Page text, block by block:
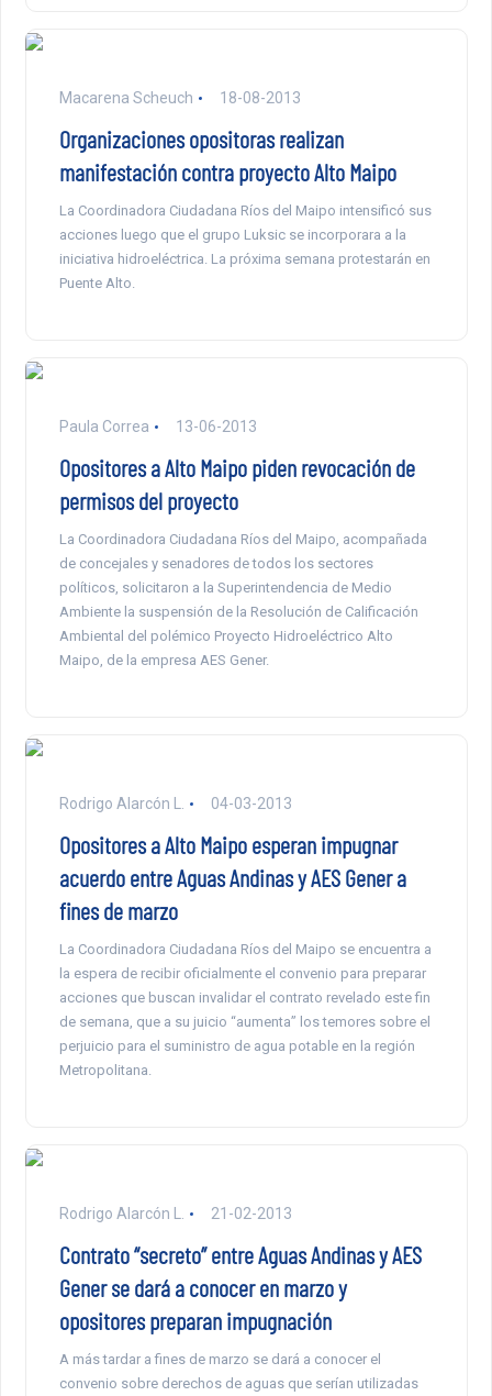
Macarena Scheuch 18-08-2013
Organizaciones opositoras realizan
manifestación contra proyecto Alto Maipo
La Coordinadora Ciudadana Ríos del Maipo intensificó sus
acciones luego que el grupo Luksic se incorporara a la
iniciativa hidroeléctrica. La próxima semana protestarán en
Puente Alto.
Paula Correa 13-06-2013
Opositores a Alto Maipo piden revocación de
permisos del proyecto
La Coordinadora Ciudadana Ríos del Maipo, acompañada
de concejales y senadores de todos los sectores
políticos, solicitaron a la Superintendencia de Medio
Ambiente la suspensión de la Resolución de Calificación
Ambiental del polémico Proyecto Hidroeléctrico Alto
Maipo, de la empresa AES Gener.
Rodrigo Alarcón L. 04-03-2013
Opositores a Alto Maipo esperan impugnar
acuerdo entre Aguas Andinas y AES Gener a
fines de marzo
La Coordinadora Ciudadana Ríos del Maipo se encuentra a
la espera de recibir oficialmente el convenio para preparar
acciones que buscan invalidar el contrato revelado este fin
de semana, que a su juicio “aumenta” los temores sobre el
perjuicio para el suministro de agua potable en la región
Metropolitana.
Rodrigo Alarcón L. 21-02-2013
Contrato “secreto” entre Aguas Andinas y AES
Gener se dará a conocer en marzo y
opositores preparan impugnación
A más tardar a fines de marzo se dará a conocer el
convenio sobre derechos de aguas que serían utilizadas